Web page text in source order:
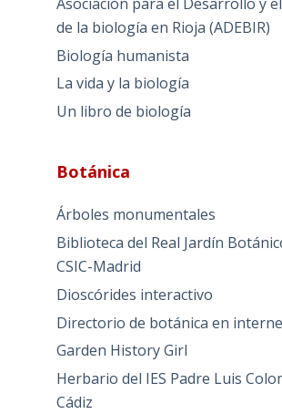
de la biología en Rioja (ADEBIR)
Biología humanista
La vida y la biología
Un libro de biología
Botánica
Árboles monumentales
Biblioteca del Real Jardín
CSIC-Madrid
Dioscórides interactivo
Directorio de botánica en
Garden History Girl
Herbario del IES Padre Luis
Cádiz